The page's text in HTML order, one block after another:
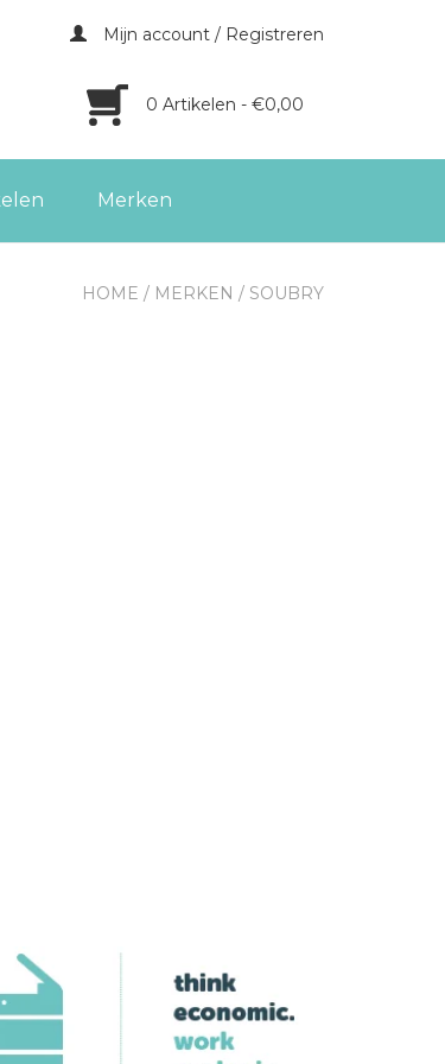
Mijn account / Registreren
0 Artikelen - €0,00
Merken
HOME / MERKEN / SOUBRY